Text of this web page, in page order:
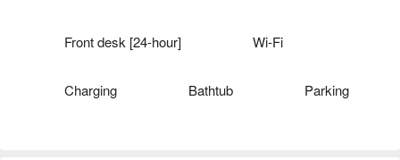
息方案立刻查看⬇︎
Front desk [24-hour] Wi-Fi
Charging Bathtub Parking